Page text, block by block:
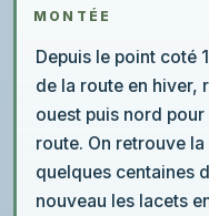
MONTÉE
Depuis le point coté
de la route en hiver,
ouest puis nord pour couper les premiers lacets de la
route. On retrouve
quelques centaines
nouveau les lacets